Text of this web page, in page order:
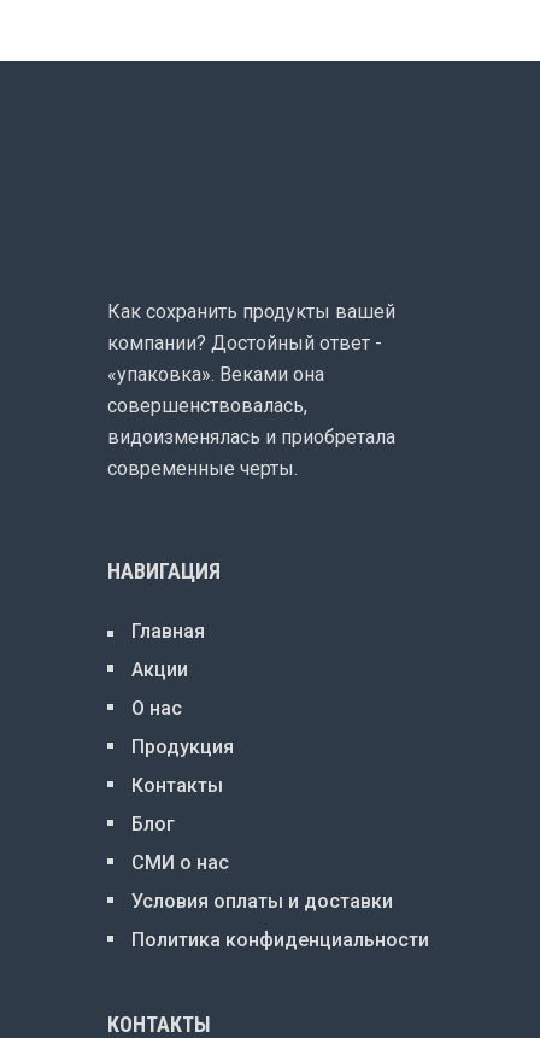
Как сохранить продукты вашей
компании? Достойный ответ -
«упаковка». Веками она
совершенствовалась,
видоизменялась и приобретала
современные черты.
НАВИГАЦИЯ
Главная
Акции
О нас
Продукция
Контакты
Блог
СМИ о нас
Условия оплаты и доставки
Политика конфиденциальности
КОНТАКТЫ